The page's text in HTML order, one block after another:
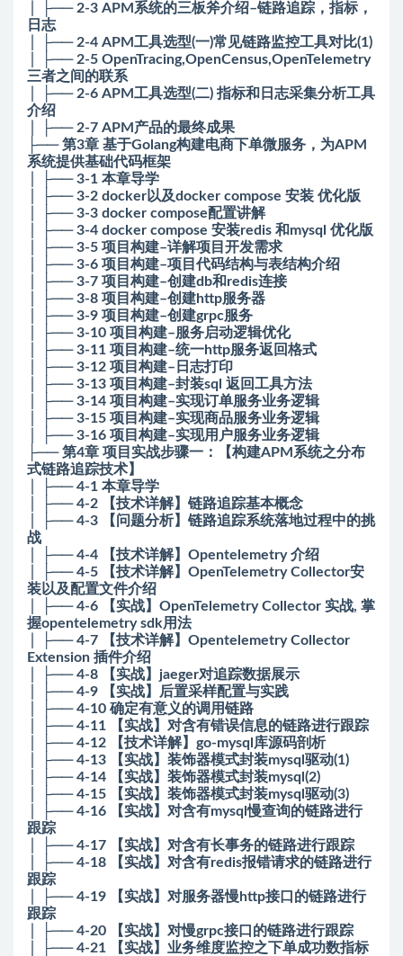
│ ├── 2-3 APM系统的三板斧介绍–链路追踪，指标，
日志
│ ├── 2-4 APM工具选型(一)常见链路监控工具对比(1)
│ ├── 2-5 OpenTracing,OpenCensus,OpenTelemetry
三者之间的联系
│ ├── 2-6 APM工具选型(二) 指标和日志采集分析工具
介绍
│ ├── 2-7 APM产品的最终成果
├── 第3章 基于Golang构建电商下单微服务，为APM
系统提供基础代码框架
│ ├── 3-1 本章导学
│ ├── 3-2 docker以及docker compose 安装 优化版
│ ├── 3-3 docker compose配置讲解
│ ├── 3-4 docker compose 安装redis 和mysql 优化版
│ ├── 3-5 项目构建–详解项目开发需求
│ ├── 3-6 项目构建–项目代码结构与表结构介绍
│ ├── 3-7 项目构建–创建db和redis连接
│ ├── 3-8 项目构建–创建http服务器
│ ├── 3-9 项目构建–创建grpc服务
│ ├── 3-10 项目构建–服务启动逻辑优化
│ ├── 3-11 项目构建–统一http服务返回格式
│ ├── 3-12 项目构建–日志打印
│ ├── 3-13 项目构建–封装sql 返回工具方法
│ ├── 3-14 项目构建–实现订单服务业务逻辑
│ ├── 3-15 项目构建–实现商品服务业务逻辑
│ ├── 3-16 项目构建–实现用户服务业务逻辑
├── 第4章 项目实战步骤一：【构建APM系统之分布
式链路追踪技术】
│ ├── 4-1 本章导学
│ ├── 4-2 【技术详解】链路追踪基本概念
│ ├── 4-3 【问题分析】链路追踪系统落地过程中的挑
战
│ ├── 4-4 【技术详解】Opentelemetry 介绍
│ ├── 4-5 【技术详解】OpenTelemetry Collector安
装以及配置文件介绍
│ ├── 4-6 【实战】OpenTelemetry Collector 实战, 掌
握opentelemetry sdk用法
│ ├── 4-7 【技术详解】Opentelemetry Collector
Extension 插件介绍
│ ├── 4-8 【实战】jaeger对追踪数据展示
│ ├── 4-9 【实战】后置采样配置与实践
│ ├── 4-10 确定有意义的调用链路
│ ├── 4-11 【实战】对含有错误信息的链路进行跟踪
│ ├── 4-12 【技术详解】go-mysql库源码剖析
│ ├── 4-13 【实战】装饰器模式封装mysql驱动(1)
│ ├── 4-14 【实战】装饰器模式封装mysql(2)
│ ├── 4-15 【实战】装饰器模式封装mysql驱动(3)
│ ├── 4-16 【实战】对含有mysql慢查询的链路进行
跟踪
│ ├── 4-17 【实战】对含有长事务的链路进行跟踪
│ ├── 4-18 【实战】对含有redis报错请求的链路进行
跟踪
│ ├── 4-19 【实战】对服务器慢http接口的链路进行
跟踪
│ ├── 4-20 【实战】对慢grpc接口的链路进行跟踪
│ ├── 4-21 【实战】业务维度监控之下单成功数指标